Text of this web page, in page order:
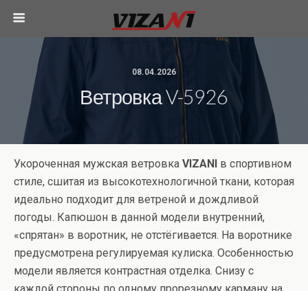
08.04.2026
Ветровка V-5926
Укороченная мужская ветровка VIZANI в спортивном
стиле, сшитая из высокотехнологичной ткани, которая
идеально подходит для ветреной и дождливой
погоды. Капюшон в данной модели внутренний,
«спрятан» в воротник, не отстёгивается. На воротнике
предусмотрена регулируемая кулиска. Особенностью
модели является контрастная отделка. Снизу с